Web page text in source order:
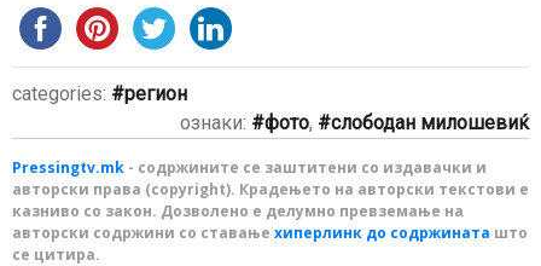
categories:
регион
ознаки:
фото, слободан милошевиќ
Pressingtv.mk - содржините се заштитени со издавачки и
авторски права (copyright). Крадењето на авторски текстови е
казниво со закон. Дозволено е делумно превземање на
авторски содржини со ставање хиперлинк до содржината што
се цитира.